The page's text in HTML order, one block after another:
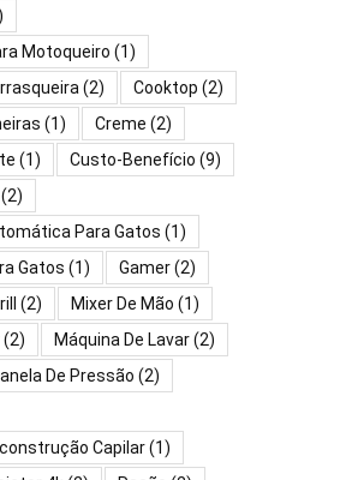
Motoqueiro (1)
(2) Cooktop (2)
(1) Creme (2)
(1) Custo-Benefício (9)
(2)
Para Gatos (1)
Gatos (1) Gamer(2)
(2) Mixer De Mão (1)
(2) Máquina De Lavar(2)
De Pressão (2)
Capilar(1)